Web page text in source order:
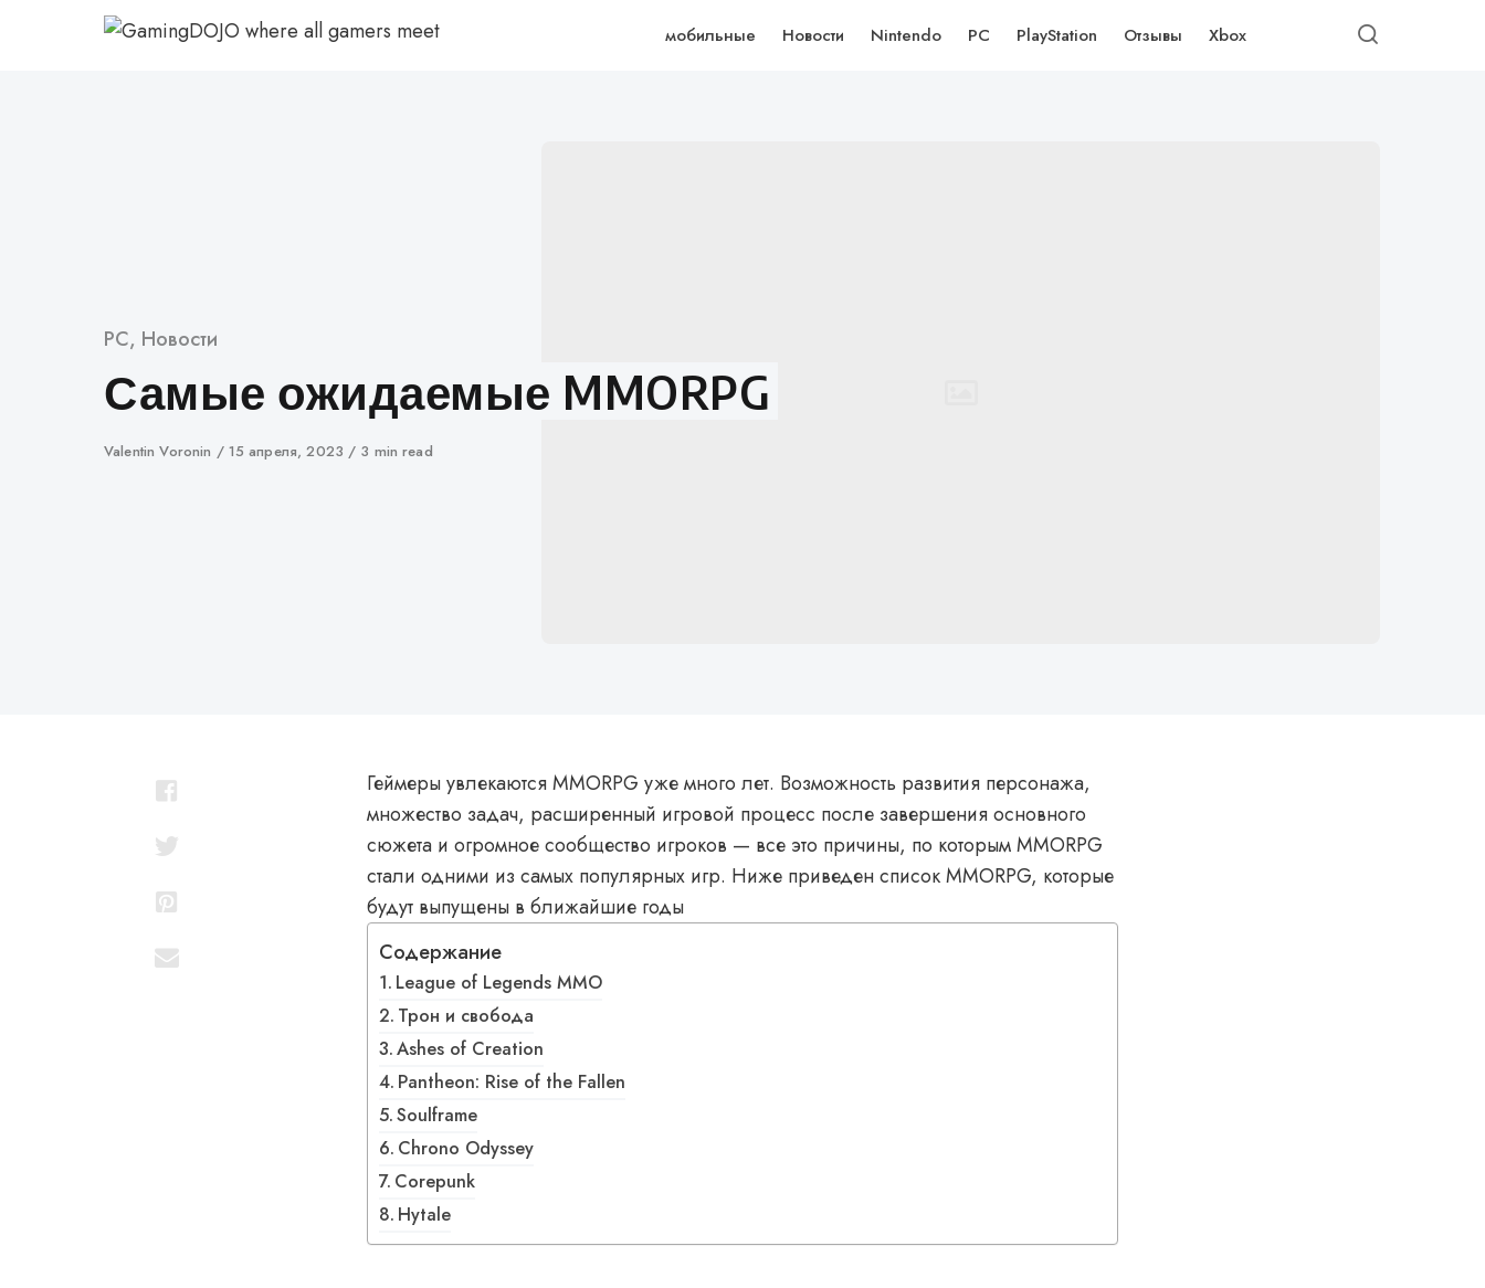
мобильные Новости Nintendo PC PlayStation Отзывы Xbox
Категория
PC, Новости
Самые ожидаемые MMORPG
Автор
Valentin Voronin
Опубликован
15 апреля, 2023 3 min read
Геймеры увлекаются MMORPG уже много лет. Возможность развития персонажа,
множество задач, расширенный игровой процесс после завершения основного
сюжета и огромное сообщество игроков — все это причины, по которым MMORPG
стали одними из самых популярных игр. Ниже приведен список MMORPG, которые
будут выпущены в ближайшие годы
Содержание
League of Legends MMO
Трон и свобода
Ashes of Creation
Pantheon: Rise of the Fallen
Soulframe
Chrono Odyssey
Corepunk
Hytale